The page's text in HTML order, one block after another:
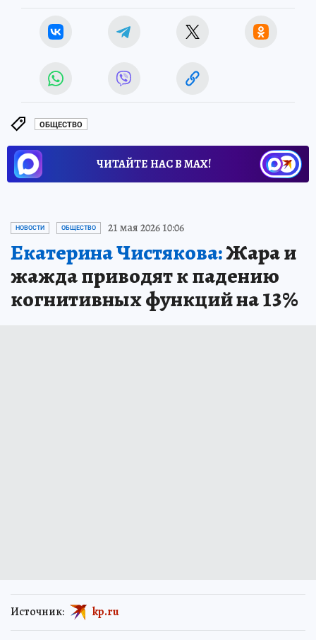
ОБЩЕСТВО
ЧИТАЙТЕ НАС В МАХ!
НОВОСТИ ОБЩЕСТВО 21 мая 2026 10:06
Екатерина Чистякова:Жара и
жажда приводят к падению
когнитивных функций на 13%
Источник: kp.ru